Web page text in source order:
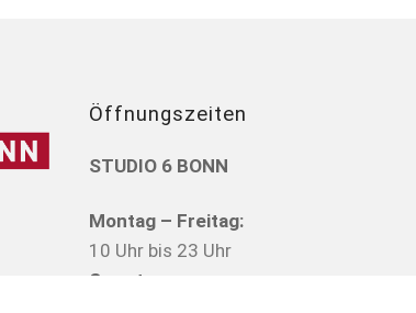
Öffnungszeiten
STUDIO 6 BONN
Montag – Freitag:
10 Uhr bis 23 Uhr
Samstag: